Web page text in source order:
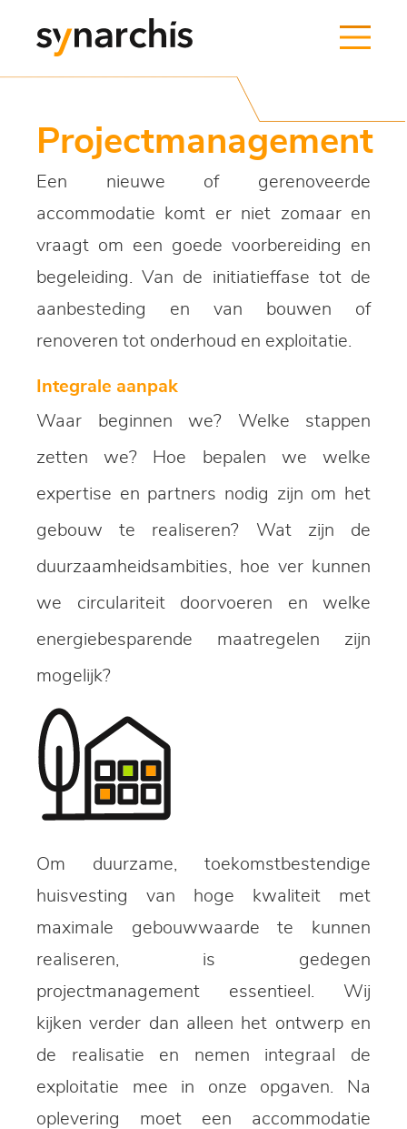
Projectmanagement
Een nieuwe of gerenoveerde
accommodatie komt er niet zomaar en
vraagt om een goede voorbereiding en
begeleiding. Van de initiatieffase tot de
aanbesteding en van bouwen of
renoveren tot onderhoud en exploitatie.
Integrale aanpak
Waar beginnen we? Welke stappen
zetten we? Hoe bepalen we welke
expertise en partners nodig zijn om het
gebouw te realiseren? Wat zijn de
duurzaamheidsambities, hoe ver kunnen
we circulariteit doorvoeren en welke
energiebesparende maatregelen zijn
mogelijk?
Om duurzame, toekomstbestendige
huisvesting van hoge kwaliteit met
maximale gebouwwaarde te kunnen
realiseren, is gedegen
projectmanagement essentieel. Wij
kijken verder dan alleen het ontwerp en
de realisatie en nemen integraal de
exploitatie mee in onze opgaven. Na
oplevering moet een accommodatie